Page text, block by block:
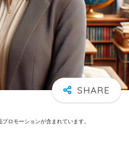
ロモーションが含まれています。